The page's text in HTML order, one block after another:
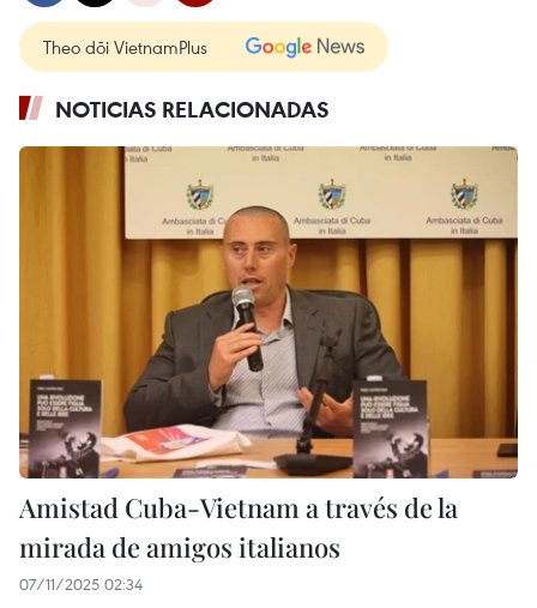
Theo dõi VietnamPlus
NOTICIAS RELACIONADAS
Amistad Cuba-Vietnam a través de la
mirada de amigos italianos
07/11/2025 02:34